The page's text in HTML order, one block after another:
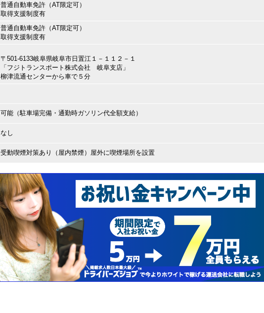
普通自動車免許（AT限定可）
取得支援制度有
普通自動車免許（AT限定可）
取得支援制度有
〒501-6133岐阜県岐阜市日置江１－１１２－１
「フジトランスポート株式会社 岐阜支店」
柳津流通センターから車で５分
可能（駐車場完備・通勤時ガソリン代全額支給）
なし
受動喫煙対策あり（屋内禁煙）屋外に喫煙場所を設置